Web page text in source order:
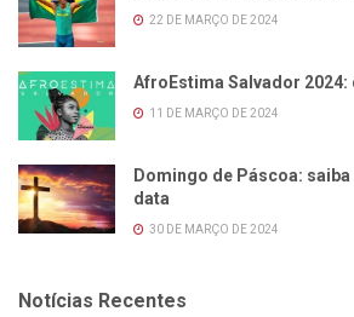
22 DE MARÇO DE 2024
AfroEstima Salvador
11 DE MARÇO DE 2024
Domingo de Páscoa:
data
30 DE MARÇO DE 2024
Notícias Recentes